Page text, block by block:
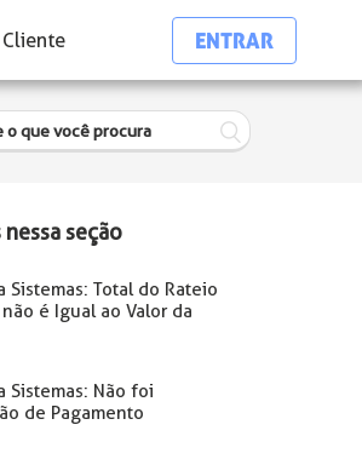
ENTRAR
seção
Sistemas: Total do Rateio
é Igual ao Valor da
Sistemas: Não foi
de Pagamento